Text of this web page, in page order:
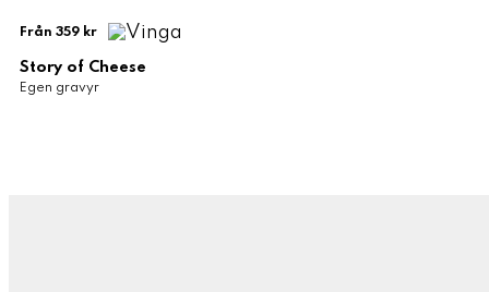
Från 359 kr
Story of Cheese
Egen gravyr